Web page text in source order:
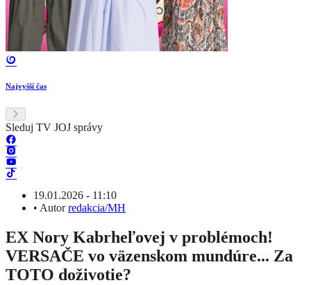
Najvyšší čas
Sleduj TV JOJ správy
19.01.2026 - 11:10
• Autorredakcia/MH
EX Nory Kabrheľovej v problémoch!
VERSAČE vo väzenskom mundúre... Za
TOTO doživotie?